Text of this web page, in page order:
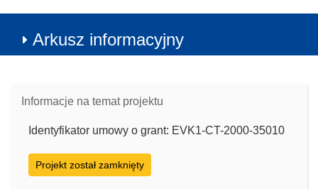
Arkusz informacyjny
Informacje na temat projektu
Identyfikator umowy o grant: EVK1-CT-2000-35010
Projekt został zamknięty